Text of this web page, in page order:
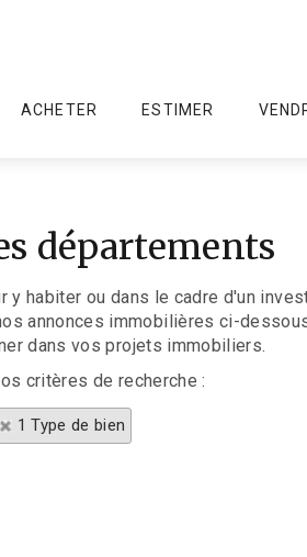
ACHETER ESTIMER
départements
habiter ou dans le cadre d'un
annonces immobilières ci-
dans vos projets immobiliers.
critères de recherche :
1 Type de bien